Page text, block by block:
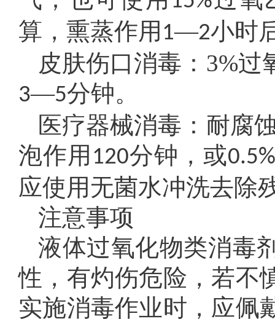
算，熏蒸作用 1—2小时
皮肤伤口消毒：3%
3—5分钟。
医疗器械消毒：耐腐
泡作用 120分钟，或0.5%
应使用无菌水冲洗去除
注意事项
液体过氧化物类消毒
性，有灼伤危险，若不
实施消毒作业时，应佩